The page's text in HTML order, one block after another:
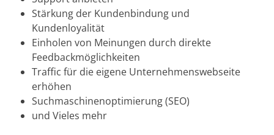
Stärkung der Kundenbindung und
Kundenloyalität
Einholen von Meinungen durch direkte
Feedbackmöglichkeiten
Traffic für die eigene Unternehmenswebseite
erhöhen
Suchmaschinenoptimierung (SEO)
und Vieles mehr